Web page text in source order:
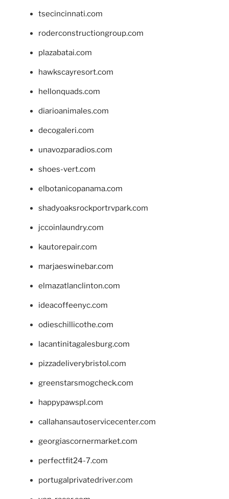
tsecincinnati.com
roderconstructiongroup.com
plazabatai.com
hawkscayresort.com
hellonquads.com
diarioanimales.com
decogaleri.com
unavozparadios.com
shoes-vert.com
elbotanicopanama.com
shadyoaksrockportrvpark.com
jccoinlaundry.com
kautorepair.com
marjaeswinebar.com
elmazatlanclinton.com
ideacoffeenyc.com
odieschillicothe.com
lacantinitagalesburg.com
pizzadeliverybristol.com
greenstarsmogcheck.com
happypawspl.com
callahansautoservicecenter.com
georgiascornermarket.com
perfectfit24-7.com
portugalprivatedriver.com